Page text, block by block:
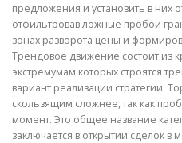
NEW LIFE
предложения и установить в них
отфильтровав ложные пробои
зонах разворота цены и
Трендовое движение состоит из
экстремумам которых строятся
вариант реализации стратегии.
скользящим сложнее, так как
момент. Это общее название
заключается в открытии сделок